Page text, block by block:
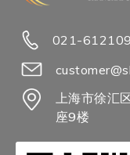
021-
上海市徐汇
座9楼